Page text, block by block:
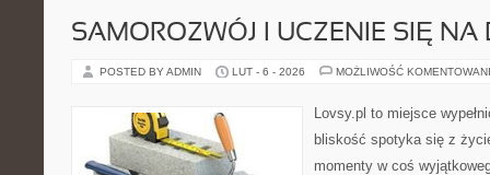
SAMOROZWÓJ I UCZENIE SIĘ NA
POSTED BY ADMIN LUT - 6 - 2026 MOŻLIWOŚĆ
Lovsy.pl to miejsce
bliskość spotyka się z
momenty w coś